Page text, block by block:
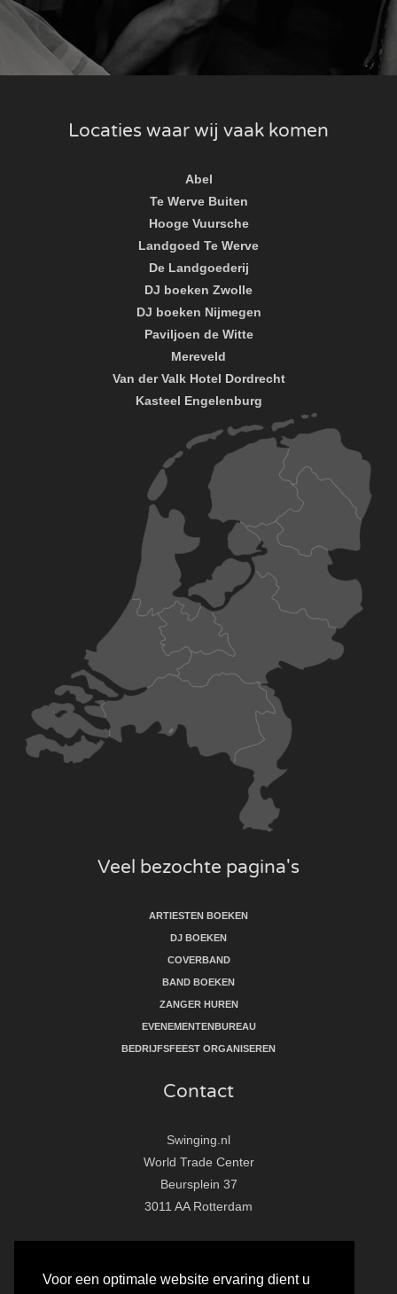
Voor een optimale website ervaring dient u
Locaties waar wij vaak komen
Abel
Te Werve Buiten
Hooge Vuursche
Landgoed Te Werve
De Landgoederij
DJ boeken Zwolle
DJ boeken Nijmegen
Paviljoen de Witte
Mereveld
Van der Valk Hotel Dordrecht
Kasteel Engelenburg
Veel bezochte pagina's
ARTIESTEN BOEKEN
DJ BOEKEN
COVERBAND
BAND BOEKEN
ZANGER HUREN
EVENEMENTENBUREAU
BEDRIJFSFEEST ORGANISEREN
Contact
Swinging.nl
World Trade Center
Beursplein 37
3011 AA Rotterdam
E:
info@swinging.nl